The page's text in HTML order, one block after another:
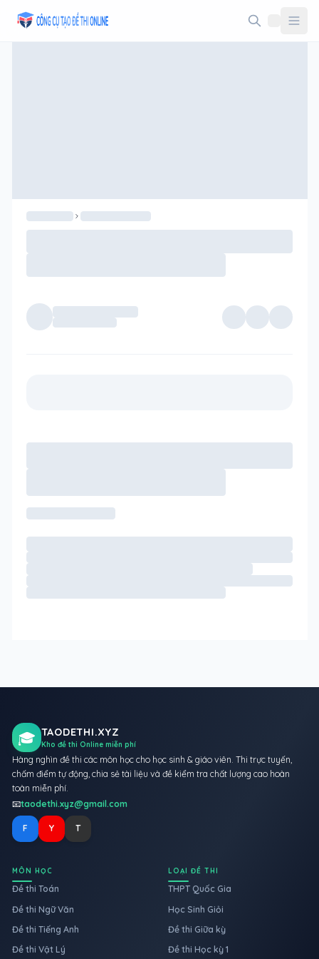
🎓 TAODETHI.XYZ
Kho đề thi Online miễn phí
Hàng nghìn đề thi các môn học cho học sinh & giáo viên. Thi trực tuyến,
chấm điểm tự động, chia sẻ tài liệu và đề kiểm tra chất lượng cao hoàn
toàn miễn phí.
📧taodethi.xyz@gmail.com
F Y T
MÔN HỌC
Đề thi Toán
Đề thi Ngữ Văn
Đề thi Tiếng Anh
Đề thi Vật Lý
LOẠI ĐỀ THI
THPT Quốc Gia
Học Sinh Giỏi
Đề thi Giữa kỳ
Đề thi Học kỳ 1